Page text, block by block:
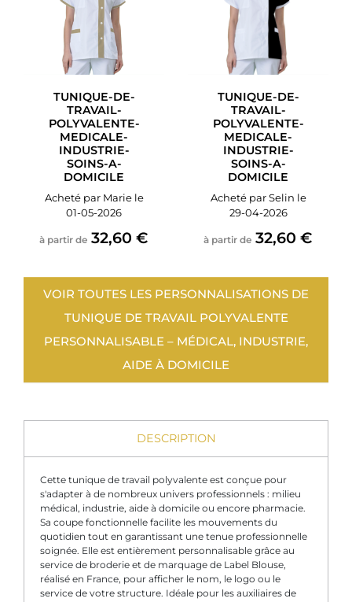
TUNIQUE-DE-
TRAVAIL-
POLYVALENTE-
MEDICALE-
INDUSTRIE-
SOINS-A-
DOMICILE
Acheté par Marie le
01-05-2026
à partir de 32,60 €
TUNIQUE-DE-
TRAVAIL-
POLYVALENTE-
MEDICALE-
INDUSTRIE-
SOINS-A-
DOMICILE
Acheté par Selin le
29-04-2026
à partir de 32,60 €
VOIR TOUTES LES PERSONNALISATIONS DE
TUNIQUE DE TRAVAIL POLYVALENTE
PERSONNALISABLE – MÉDICAL, INDUSTRIE,
AIDE À DOMICILE
DESCRIPTION
Cette tunique de travail polyvalente est conçue pour
s'adapter à de nombreux univers professionnels : milieu
médical, industrie, aide à domicile ou encore pharmacie.
Sa coupe fonctionnelle facilite les mouvements du
quotidien tout en garantissant une tenue professionnelle
soignée. Elle est entièrement personnalisable grâce au
service de broderie et de marquage de Label Blouse,
réalisé en France, pour afficher le nom, le logo ou le
service de votre structure. Idéale pour les auxiliaires de